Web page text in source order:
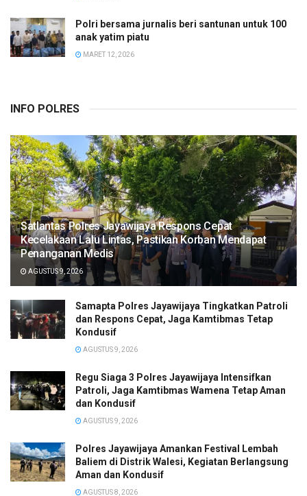
Polri bersama jurnalis beri santunan untuk 100
anak yatim piatu
MARET 12, 2026
INFO POLRES
Satlantas Polres Jayawijaya Respons Cepat
Kecelakaan Lalu Lintas, Pastikan Korban Mendapat
Penanganan Medis
AGUSTUS 9, 2026
Samapta Polres Jayawijaya Tingkatkan Patroli
dan Respons Cepat, Jaga Kamtibmas Tetap
Kondusif
AGUSTUS 9, 2026
Regu Siaga 3 Polres Jayawijaya Intensifkan
Patroli, Jaga Kamtibmas Wamena Tetap Aman
dan Kondusif
AGUSTUS 9, 2026
Polres Jayawijaya Amankan Festival Lembah
Baliem di Distrik Walesi, Kegiatan Berlangsung
Aman dan Kondusif
AGUSTUS 8, 2026